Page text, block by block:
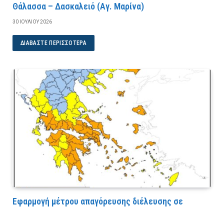
Θάλασσα – Δασκαλειό (Αγ. Μαρίνα)
30 ΙΟΥΛΊΟΥ 2026
ΔΙΑΒΆΣΤΕ ΠΕΡΙΣΣΌΤΕΡΑ
Εφαρμογή μέτρου απαγόρευσης διέλευσης σε